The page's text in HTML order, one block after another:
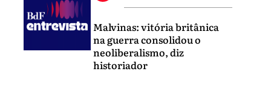
Malvinas: vitória britânica
na guerra consolidou o
neoliberalismo, diz
historiador